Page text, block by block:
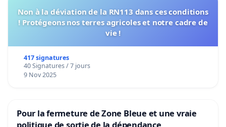
Non à la déviation de la RN113 dans ces conditions
! Protégeons nos terres agricoles et notre cadre de
vie !
417 signatures
40 Signatures / 7 jours
9 Nov 2025
Pour la fermeture de Zone Bleue et une vraie
politique de sortie de la dépendance